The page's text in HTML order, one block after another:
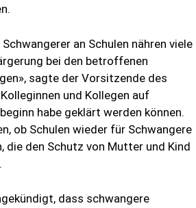
an Schulen nähren viele
bei den betroffenen
sagte der Vorsitzende des
und Kollegen auf
habe geklärt werden können.
ob Schulen wieder für Schwangere
die den Schutz von Mutter und Kind
dass schwangere